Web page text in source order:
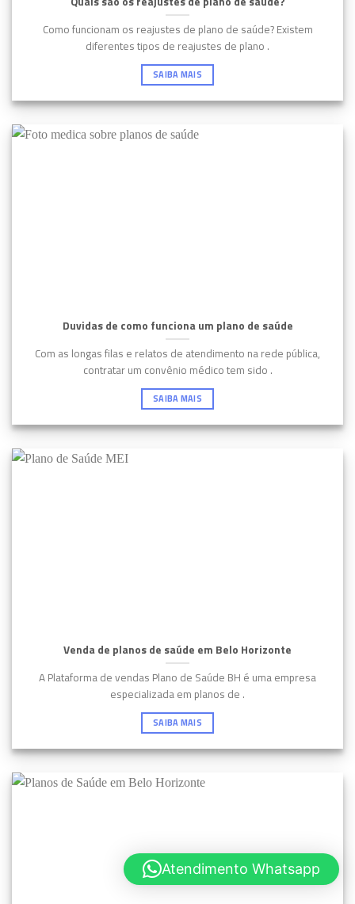
Como funcionam os reajustes de plano de saúde? Existem
diferentes tipos de reajustes de plano .
SAIBA MAIS
Duvidas de como funciona um plano de saúde
Com as longas filas e relatos de atendimento na rede pública,
contratar um convênio médico tem sido .
SAIBA MAIS
Venda de planos de saúde em Belo Horizonte
A Plataforma de vendas Plano de Saúde BH é uma empresa
especializada em planos de .
SAIBA MAIS
Atendimento Whatsapp